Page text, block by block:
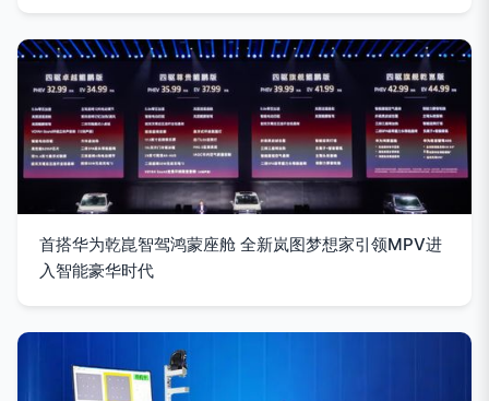
首搭华为乾崑智驾鸿蒙座舱 全新岚图梦想家引领MPV进
入智能豪华时代